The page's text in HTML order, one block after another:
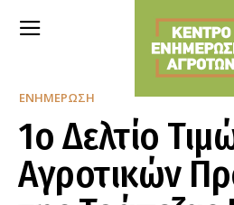
ΕΝΗΜΈΡΩΣΗ
1ο Δελτίο
Αγροτικών